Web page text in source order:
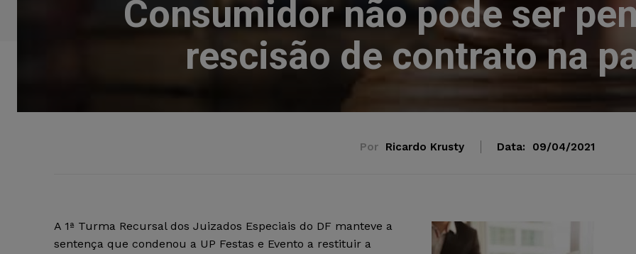
Consumidor não pode ser
rescisão de contrato na
Por Ricardo Krusty Data: 09/04/2021
A 1ª Turma Recursal dos Juizados Especiais do DF manteve a
sentença que condenou a UP Festas e Evento a restituir a